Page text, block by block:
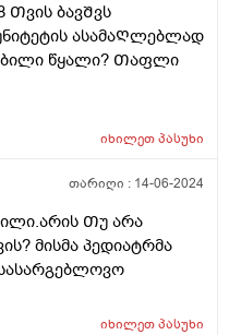
ვასწავლე. უმეტესად
არც დამანაყრებელ
სალათის ფოთლებს
ახლა ბულგარულ
ნორმაა? დატანჯული
მთელი დღე.
ბავᲨვს
ასამაᲦლებლად
წყალი? Თაფლი
იხილეთპასუხი
თარიღი : 14-06-2024
Თუ არა
მისმა პედიატრმა
იხილეთპასუხი